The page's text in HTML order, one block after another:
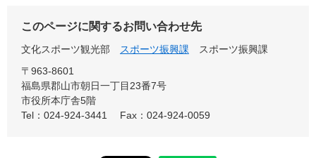
このページに関するお問い合わせ先
文化スポーツ観光部 スポーツ振興課
スポーツ振興課
〒963-8601
福島県郡山市朝日一丁目23番7号
市役所本庁舎5階
Tel：024-924-3441
Fax：024-924-0059